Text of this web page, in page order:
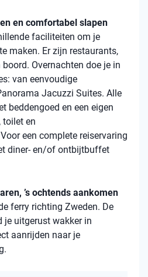
en comfortabel slapen
faciliteiten om je
maken. Er zijn restaurants,
Overnachten doe je in
: van eenvoudige
Jacuzzi Suites. Alle
beddengoed en een eigen
toilet en
een complete reiservaring
diner- en/of ontbijtbuffet
’s ochtends aankomen
ferry richting Zweden. De
je uitgerust wakker in
aanrijden naar je